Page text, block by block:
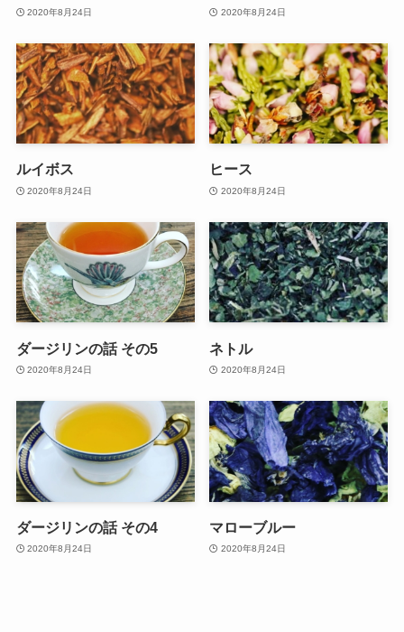
2020年8月24日 2020年8月24日
ルイボス
2020年8月24日
ヒース
2020年8月24日
ダージリンの話 その5
2020年8月24日
ネトル
2020年8月24日
ダージリンの話 その4
2020年8月24日
マローブルー
2020年8月24日